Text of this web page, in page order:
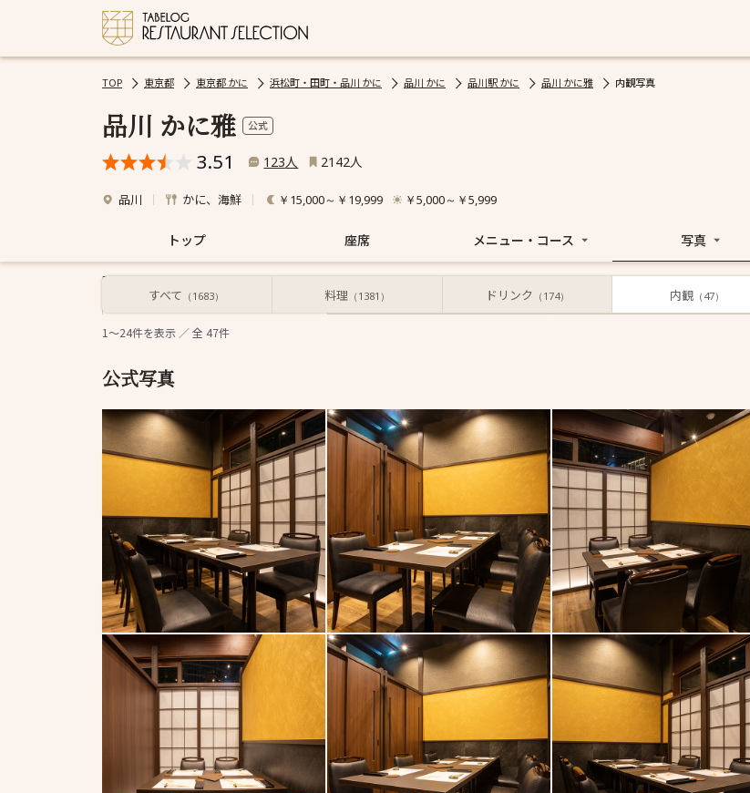
TOP 東京都 東京都 かに 浜松町・田町・品川 かに 品川 かに 品川駅 かに 品川 かに雅 内観写真
品川 かに雅 公式
3.51 123人 2142人
品川 かに、海鮮 ￥15,000～￥19,999 ￥5,000～￥5,999
トップ 座席 メニュー・コース 写真
すべて （1683） 料理 （1381） ドリンク （174） 内観 （47）
すべて 投稿された写真
1～24件を表示 ／ 全 47件
公式写真